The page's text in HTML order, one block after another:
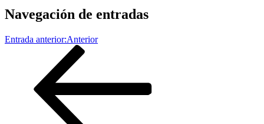
Navegación de entradas
Entrada anterior:Anterior